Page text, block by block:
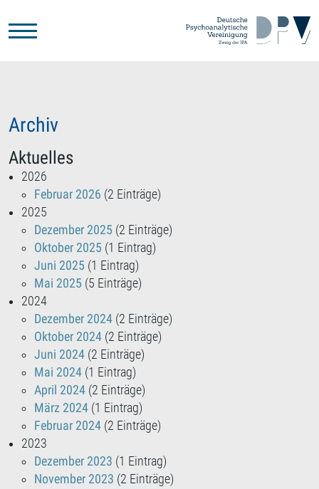
Archiv
Aktuelles
2026
Februar 2026 (2 Einträge)
2025
Dezember 2025 (2 Einträge)
Oktober 2025 (1 Eintrag)
Juni 2025 (1 Eintrag)
Mai 2025 (5 Einträge)
2024
Dezember 2024 (2 Einträge)
Oktober 2024 (2 Einträge)
Juni 2024 (2 Einträge)
Mai 2024 (1 Eintrag)
April 2024 (2 Einträge)
März 2024 (1 Eintrag)
Februar 2024 (2 Einträge)
2023
Dezember 2023 (1 Eintrag)
November 2023 (2 Einträge)